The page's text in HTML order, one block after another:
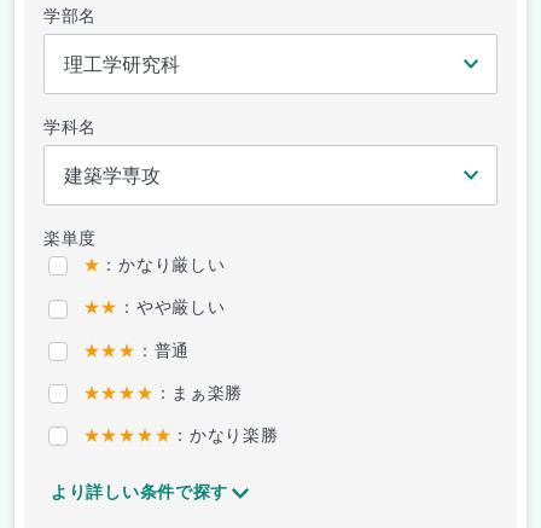
学部名
学科名
楽単度
★ ：かなり厳しい
★★ ：やや厳しい
★★★ ：普通
★★★★ ：まぁ楽勝
★★★★★ ：かなり楽勝
より詳しい条件で探す